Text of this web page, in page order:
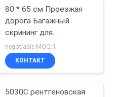
аэропорт
рентгеновские лучи
80 * 65 см Проезжая
дорога Багажный
скрининг для
конференц-центров
аэропорта
безопасности багажа
аппаратов
negotiable MOQ:1
КОНТАКТ
5030C рентгеновская